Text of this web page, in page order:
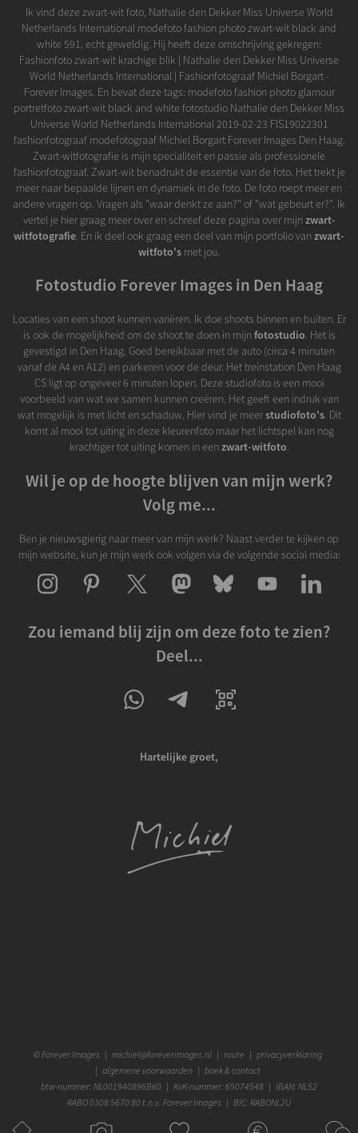
Ik vind deze zwart-wit foto, Nathalie den Dekker Miss Universe World
Netherlands International modefoto fashion photo zwart-wit black and
white 591, echt geweldig. Hij heeft deze omschrijving gekregen:
Fashionfoto zwart-wit krachige blik | Nathalie den Dekker Miss Universe
World Netherlands International | Fashionfotograaf Michiel Borgart -
Forever Images. En bevat deze tags: modefoto fashion photo glamour
portretfoto zwart-wit black and white fotostudio Nathalie den Dekker Miss
Universe World Netherlands International 2019-02-23 FIS19022301
fashionfotograaf modefotograaf Michiel Borgart Forever Images Den Haag.
Zwart-witfotografie is mijn specialiteit en passie als professionele
fashionfotograaf. Zwart-wit benadrukt de essentie van de foto. Het trekt je
meer naar bepaalde lijnen en dynamiek in de foto. De foto roept meer en
andere vragen op. Vragen als "waar denkt ze aan?" of "wat gebeurt er?". Ik
vertel je hier graag meer over en schreef deze pagina over mijn zwart-
witfotografie . En ik deel ook graag een deel van mijn portfolio van zwart-
witfoto's met jou.
Fotostudio Forever Images in Den Haag
Locaties van een shoot kunnen variëren. Ik doe shoots binnen en buiten. Er
is ook de mogelijkheid om de shoot te doen in mijnfotostudio. Het is
gevestigd in Den Haag. Goed bereikbaar met de auto (circa 4 minuten
vanaf de A4 en A12) en parkeren voor de deur. Het treinstation Den Haag
CS ligt op ongeveer 6 minuten lopen. Deze studiofoto is een mooi
voorbeeld van wat we samen kunnen creëren. Het geeft een indruk van
wat mogelijk is met licht en schaduw. Hier vind je meerstudiofoto's. Dit
komt al mooi tot uiting in deze kleurenfoto maar het lichtspel kan nog
krachtiger tot uiting komen in eenzwart-witfoto.
Wil je op de hoogte blijven van mijn werk?
Volg me...
Ben je nieuwsgierig naar meer van mijn werk? Naast verder te kijken op
mijn website, kun je mijn werk ook volgen via de volgende social media:
Zou iemand blij zijn om deze foto te zien?
Deel...
Hartelijke groet,
©Forever Images | michiel@foreverimages.nl | route | privacyverklaring
| algemene voorwaarden | boek & contact
btw-nummer: NL001940896B60 | KvK-nummer: 65074548 | IBAN: NL52
RABO 0308 5670 80 t.n.v. Forever Images | BIC: RABONL2U